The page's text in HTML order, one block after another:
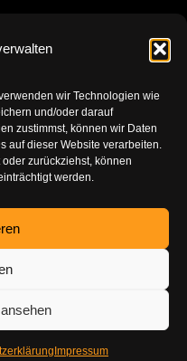
wir Technologien wie
und/oder darauf
zustimmst, können wir Daten
auf dieser Website verarbeiten.
zurückziehst, können
werden.
Impressum
g
Impressu
m